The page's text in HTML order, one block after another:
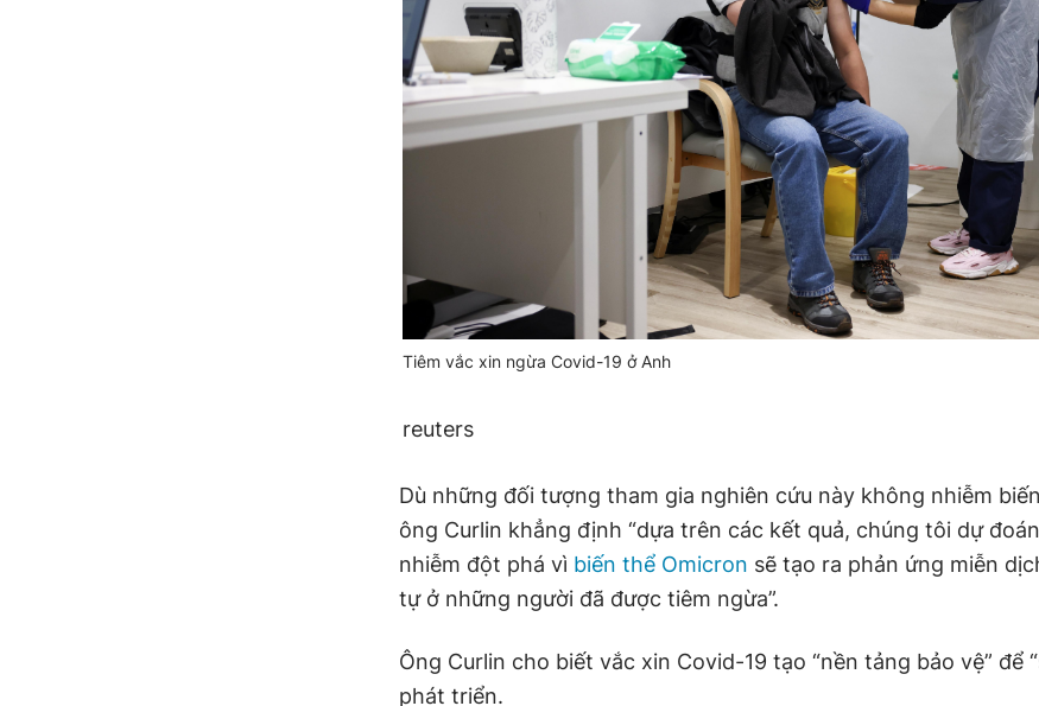
Tiêm vắc xin ngừa Covid-19 ở Anh
reuters
Dù những đối tượng tham gia nghiên cứu này không nhiễm
ông Curlin khẳng định “dựa trên các kết quả, chúng tôi dự
nhiễm đột phá vì biến thể Omicron sẽ tạo ra phản ứng miễn
tự ở những người đã được tiêm ngừa”.
Ông Curlin cho biết vắc xin Covid-19 tạo “nền tảng bảo vệ” để
phát triển.